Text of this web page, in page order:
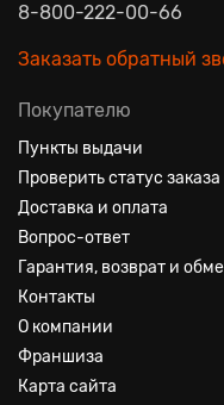
8-800-222-00-66
Заказать обратный
Покупателю
Пункты выдачи
Проверить статус заказа
Доставка и оплата
Вопрос-ответ
Гарантия, возврат и
Контакты
О компании
Франшиза
Карта сайта